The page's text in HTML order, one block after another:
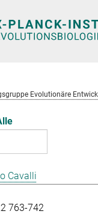
Cavalli
763-742